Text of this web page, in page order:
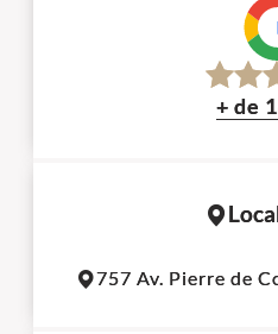
+ de
757 Av. Pierre de